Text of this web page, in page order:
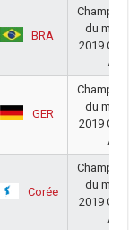
BRA
du
2019
A
GER
du
2019
A
Corée
du
2019
A